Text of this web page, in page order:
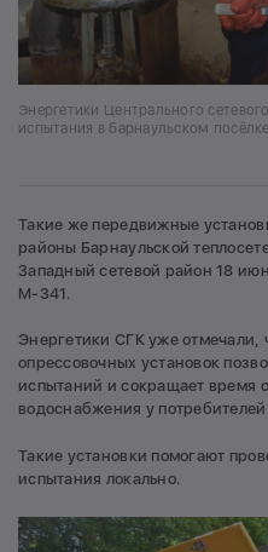
Энергетики Центрального
испытания в барнаульском
Такие же передвижные
районы Барнаульской
Западный сетевой район 18
М-341.
Энергетики СГК уже отмечали,
опрессовочных установок
испытаний и сокращает время
водоснабжения у
Такие установки помогают
испытания локально.